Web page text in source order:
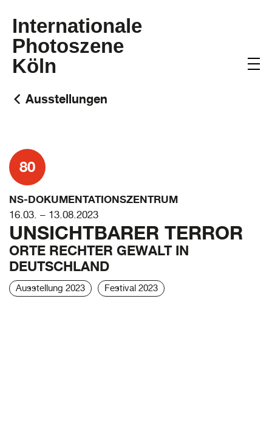
Internationale
Photoszene
Köln
Ausstellungen
80
NS-DOKUMENTATIONSZENTRUM
16.03. – 13.08.2023
UNSICHTBARER TERROR
ORTE RECHTER GEWALT IN
DEUTSCHLAND
Ausstellung 2023 Festival 2023